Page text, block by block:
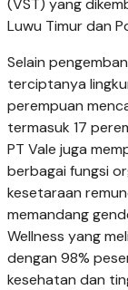
Luwu Timur dan
Selain
terciptanya
perempuan
termasuk 17
PT Vale juga
berbagai fungsi
kesetaraan
memandang
Wellness yang
dengan 98%
kesehatan dan